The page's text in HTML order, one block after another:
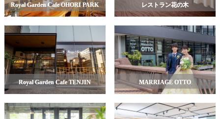
Royal Garden Cafe OHORI PARK レストラン花の木
Royal Garden Cafe TENJIN MARRIAGE OTTO